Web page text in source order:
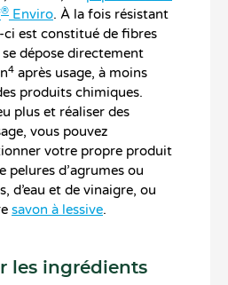
® Enviro. À la fois résistant
est constitué de fibres
dépose directement
4 après usage, à moins
produits chimiques.
plus et réaliser des
vous pouvez
votre propre produit
pelures d’agrumes ou
d’eau et de vinaigre, ou
savon à lessive.
les ingrédients